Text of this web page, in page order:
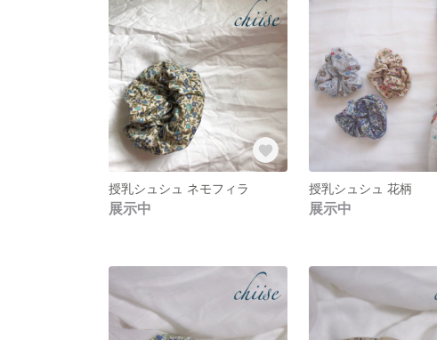
授乳シュシュ ネモフィラ
展示中
授乳シュシュ 花柄
展示中